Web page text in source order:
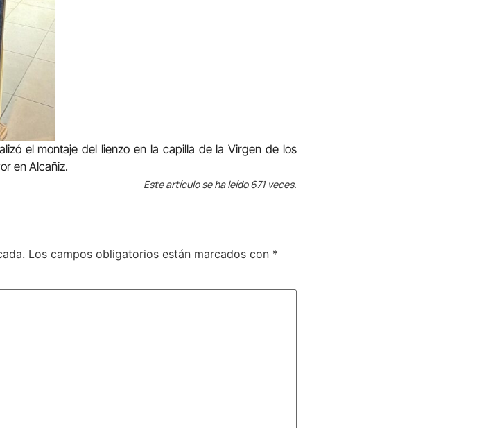
el montaje del lienzo en la capilla de la Virgen de los
en Alcañiz.
Este artículo se ha leído 671 veces.
Los campos obligatorios están marcados con *